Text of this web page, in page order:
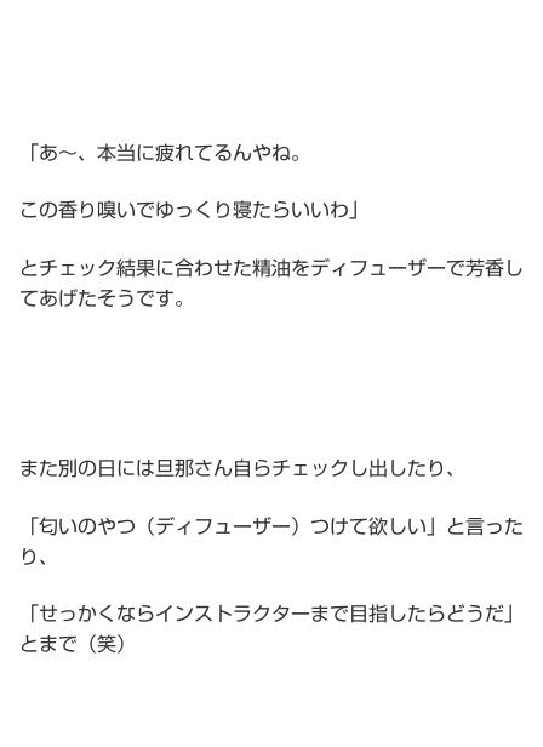
「あ〜、本当に疲れてるんやね。
この香り嗅いでゆっくり寝たらいいわ」
とチェック結果に合わせた精油をディフューザーで芳香し
てあげたそうです。
また別の日には旦那さん自らチェックし出したり、
「匂いのやつ（ディフューザー）つけて欲しい」と言った
り、
「せっかくならインストラクターまで目指したらどうだ」
とまで（笑）